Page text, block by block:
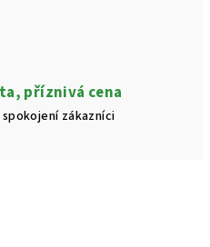
příznivá cena
zákazníci